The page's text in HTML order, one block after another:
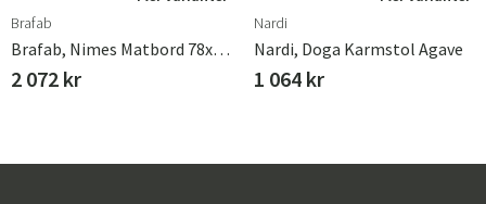
Brafab
Brafab, Nimes Matbord 78x78 Cm Khaki
2 072 kr
Nardi
Nardi, Doga Karmstol Agave
1 064 kr